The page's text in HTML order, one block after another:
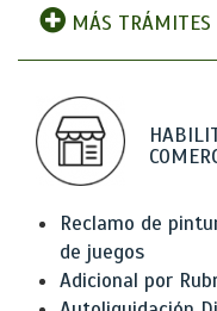
MÁS TRÁMITES
Reclamo de
de juegos
Adicional por